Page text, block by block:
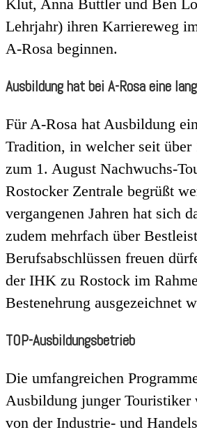
Klut, Anna Buttler und Ben
Lehrjahr) ihren Karriereweg
A-Rosa beginnen.
Ausbildung hat bei A-Rosa eine
Für A-Rosa hat Ausbildung
Tradition, in welcher seit über
zum 1. August Nachwuchs-
Rostocker Zentrale begrüßt
vergangenen Jahren hat sich
zudem mehrfach über
Berufsabschlüssen freuen
der IHK zu Rostock im
Bestenehrung ausgezeichnet
TOP-Ausbildungsbetrieb
Die umfangreichen
Ausbildung junger Touristiker
von der Industrie- und